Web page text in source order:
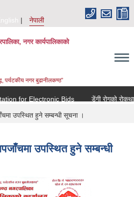
नेपाली
नगर कार्यपालिकाको
पर्यटकीय नगर बुढानीलकण्ठ”
for Electronic Bids
डेंगी रोगको
उपस्थित हुने सम्बन्धी सूचना ।
उपस्थित हुने सम्बन्धी